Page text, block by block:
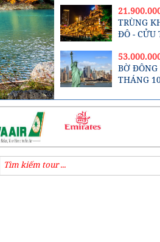
TRÙNG
ĐÔ - CỬU
BỜ
THÁNG